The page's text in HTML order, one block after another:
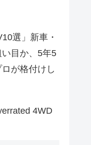
選」新車・
目か、5年5
が格付けし
4WD